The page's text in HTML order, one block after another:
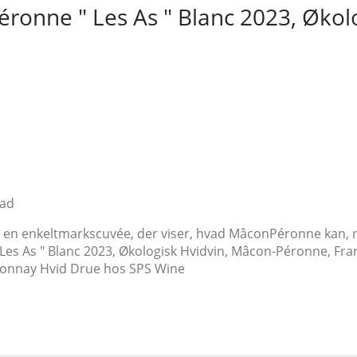
" Les As " Blanc 2023,
enkeltmarkscuvée, der viser, hvad MâconPéronne
As " Blanc 2023, Økologisk Hvidvin, Mâcon-Péronne,
Hvid Drue hos SPS Wine